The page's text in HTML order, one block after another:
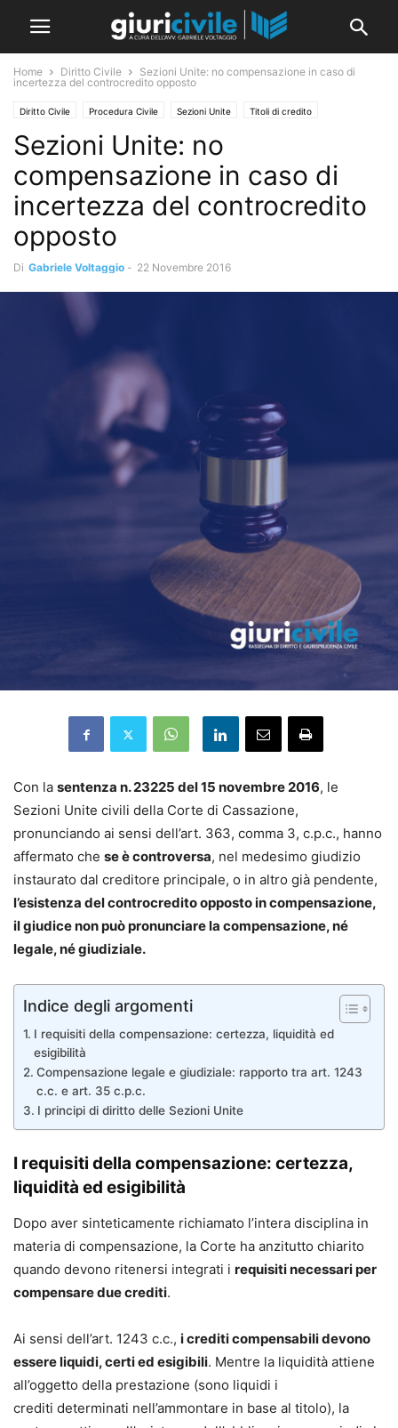
Home Diritto Civile
Sezioni Unite: no compensazione in caso di
incertezza del controcredito opposto
Diritto Civile Procedura Civile Sezioni Unite Titoli di credito
Sezioni Unite: no
compensazione in caso di
incertezza del controcredito
opposto
Di Gabriele Voltaggio - 22 Novembre 2016
Con la sentenza n. 23225 del 15 novembre 2016, le
Sezioni Unite civili della Corte di Cassazione,
pronunciando ai sensi dell’art. 363, comma 3, c.p.c., hanno
affermato che se è controversa, nel medesimo giudizio
instaurato dal creditore principale, o in altro già pendente,
l’esistenza del controcredito opposto in compensazione,
il giudice non può pronunciare la compensazione, né
legale, né giudiziale.
Indice degli argomenti
I requisiti della compensazione: certezza, liquidità ed
esigibilità
Compensazione legale e giudiziale: rapporto tra art. 1243
c.c. e art. 35 c.p.c.
I principi di diritto delle Sezioni Unite
I requisiti della compensazione: certezza,
liquidità ed esigibilità
Dopo aver sinteticamente richiamato l’intera disciplina in
materia di compensazione, la Corte ha anzitutto chiarito
quando devono ritenersi integrati i requisiti necessari per
compensare due crediti.
Ai sensi dell’art. 1243 c.c., i crediti compensabili devono
essere liquidi, certi ed esigibili. Mentre la liquidità attiene
all’oggetto della prestazione (sono liquidi i
crediti determinati nell’ammontare in base al titolo), la